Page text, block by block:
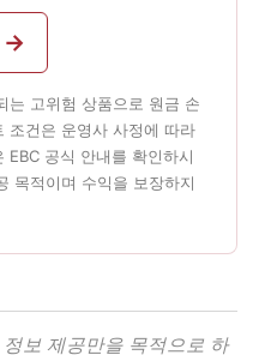
→
는 고위험 상품으로 원금 손
조건은 운영사 사정에 따라
공식 안내를 확인하시
목적이며 수익을 보장하지
보 제공만을 목적으로 하